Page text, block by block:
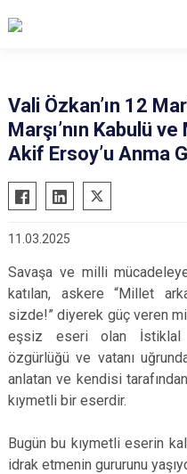
Vali Özkan’ın 12
Marşı’nın Kabulü
Akif Ersoy’u Anma
11.03.2025
Savaşa ve milli
katılan, askere “Millet
sizde!” diyerek güç veren
eşsiz eseri olan İstiklal
özgürlüğü ve vatanı
anlatan ve kendisi
kıymetli bir eserdir.
Bugün bu kıymetli eserin
idrak etmenin gururunu